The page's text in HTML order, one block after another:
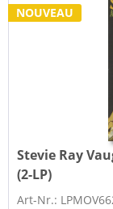
NOUVEAU
Stevie Ray
(2-LP)
Art-Nr.: